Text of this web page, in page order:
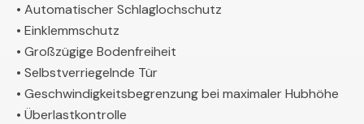
• Automatischer Schlaglochschutz
• Einklemmschutz
• Großzügige Bodenfreiheit
• Selbstverriegelnde Tür
• Geschwindigkeitsbegrenzung bei maximaler Hubhöhe
• Überlastkontrolle